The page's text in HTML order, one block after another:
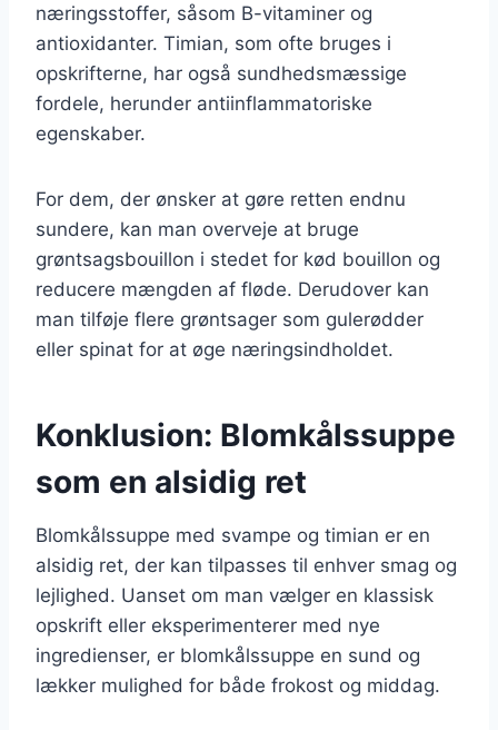
næringsstoffer, såsom B-vitaminer og
antioxidanter. Timian, som ofte bruges i
opskrifterne, har også sundhedsmæssige
fordele, herunder antiinflammatoriske
egenskaber.
For dem, der ønsker at gøre retten endnu
sundere, kan man overveje at bruge
grøntsagsbouillon i stedet for kød bouillon og
reducere mængden af fløde. Derudover kan
man tilføje flere grøntsager som gulerødder
eller spinat for at øge næringsindholdet.
Konklusion: Blomkålssuppe
som en alsidig ret
Blomkålssuppe med svampe og timian er en
alsidig ret, der kan tilpasses til enhver smag og
lejlighed. Uanset om man vælger en klassisk
opskrift eller eksperimenterer med nye
ingredienser, er blomkålssuppe en sund og
lækker mulighed for både frokost og middag.